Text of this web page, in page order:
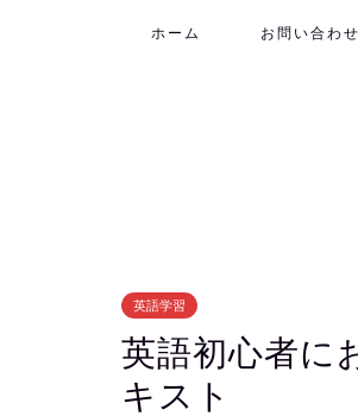
ホーム お問い合わせ
英語学習
英語初心者に
キスト